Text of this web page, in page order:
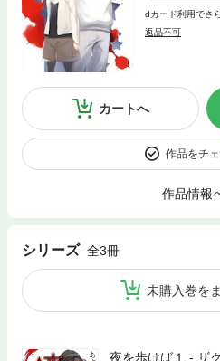
dカード利用でさ
返品不可
カートへ
作品をチ
作品情報
シリーズ 全3冊
未購入巻を
夜を歩けば１ - ザ